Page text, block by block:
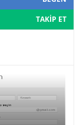
TAKIP ET